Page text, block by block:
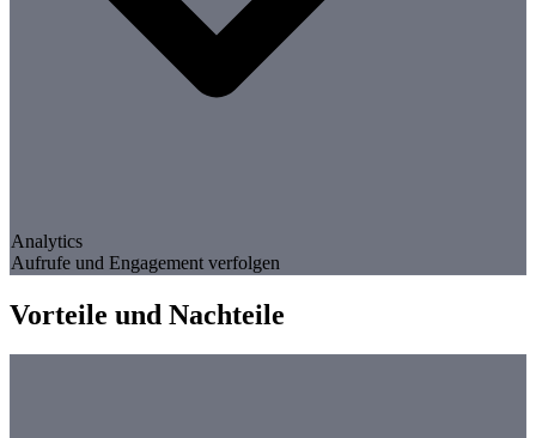
Analytics
Aufrufe und Engagement verfolgen
Vorteile und Nachteile